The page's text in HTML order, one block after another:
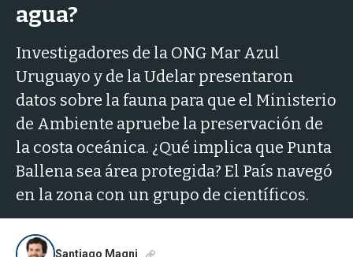
agua?
Investigadores de la ONG Mar Azul
Uruguayo y de la Udelar presentaron
datos sobre la fauna para que el Ministerio
de Ambiente apruebe la preservación de
la costa oceánica. ¿Qué implica que Punta
Ballena sea área protegida? El País navegó
en la zona con un grupo de científicos.
Santiago Magni